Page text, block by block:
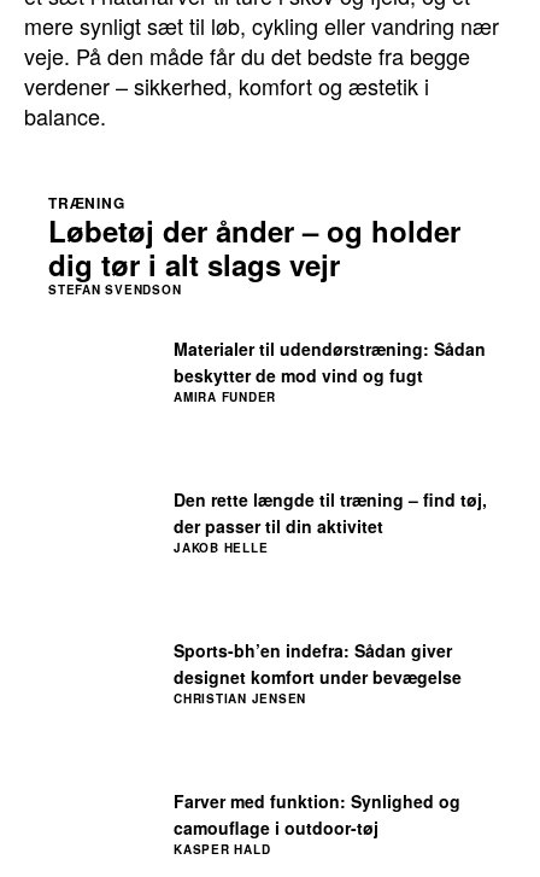
mere synligt sæt til løb, cykling eller vandring nær
veje. På den måde får du det bedste fra begge
verdener – sikkerhed, komfort og æstetik i
balance.
Farver med funktion: Synlighed og
camouflage i outdoor-tøj
KASPER HALD
Sports-bh’en indefra: Sådan giver
designet komfort under bevægelse
CHRISTIAN JENSEN
Den rette længde til træning – find tøj,
der passer til din aktivitet
JAKOB HELLE
Materialer til udendørstræning: Sådan
beskytter de mod vind og fugt
AMIRA FUNDER
Løbetøj der ånder – og holder
dig tør i alt slags vejr
TRÆNING
STEFAN SVENDSON